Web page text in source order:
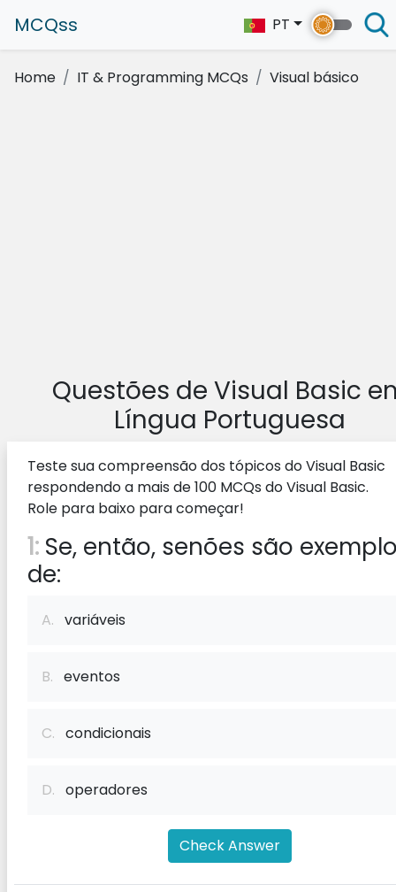
MCQss PT
Home IT & Programming MCQs Visual básico
Questões de Visual Basic
Língua Portuguesa
Teste sua compreensão dos tópicos do Visual Basic
respondendo a mais de 100 MCQs do Visual Basic.
Role para baixo para começar!
1: Se, então, senões são
de:
A. variáveis
B. eventos
C. condicionais
D. operadores
Check Answer